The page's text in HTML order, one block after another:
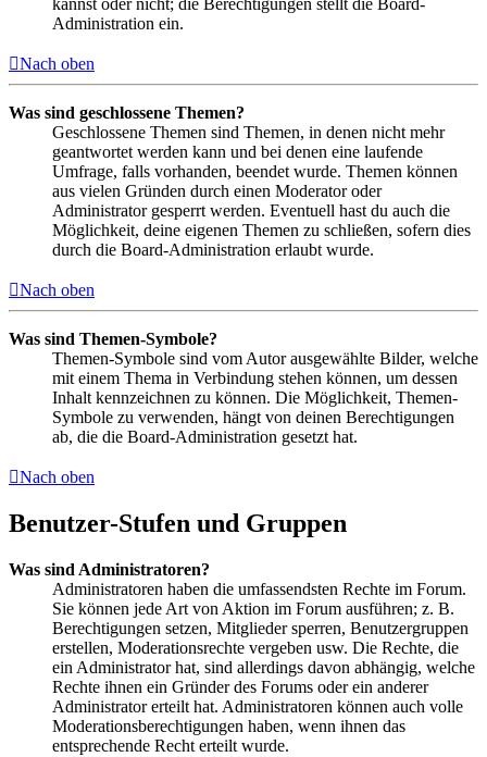
Administration ein.
Nach oben
Was sind geschlossene Themen?
Geschlossene Themen sind Themen, in denen nicht mehr
geantwortet werden kann und bei denen eine laufende
Umfrage, falls vorhanden, beendet wurde. Themen können
aus vielen Gründen durch einen Moderator oder
Administrator gesperrt werden. Eventuell hast du auch die
Möglichkeit, deine eigenen Themen zu schließen, sofern dies
durch die Board-Administration erlaubt wurde.
Nach oben
Was sind Themen-Symbole?
Themen-Symbole sind vom Autor ausgewählte Bilder, welche
mit einem Thema in Verbindung stehen können, um dessen
Inhalt kennzeichnen zu können. Die Möglichkeit, Themen-
Symbole zu verwenden, hängt von deinen Berechtigungen
ab, die die Board-Administration gesetzt hat.
Nach oben
Benutzer-Stufen und Gruppen
Was sind Administratoren?
Administratoren haben die umfassendsten Rechte im Forum.
Sie können jede Art von Aktion im Forum ausführen; z. B.
Berechtigungen setzen, Mitglieder sperren, Benutzergruppen
erstellen, Moderationsrechte vergeben usw. Die Rechte, die
ein Administrator hat, sind allerdings davon abhängig, welche
Rechte ihnen ein Gründer des Forums oder ein anderer
Administrator erteilt hat. Administratoren können auch volle
Moderationsberechtigungen haben, wenn ihnen das
entsprechende Recht erteilt wurde.